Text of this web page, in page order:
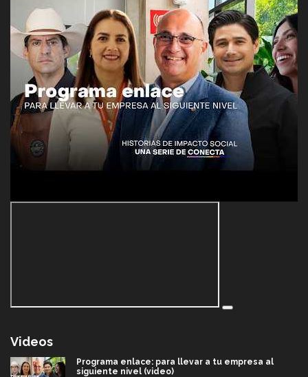
Videos
Programa enlace: para llevar a tu empresa al
siguiente nivel (video)